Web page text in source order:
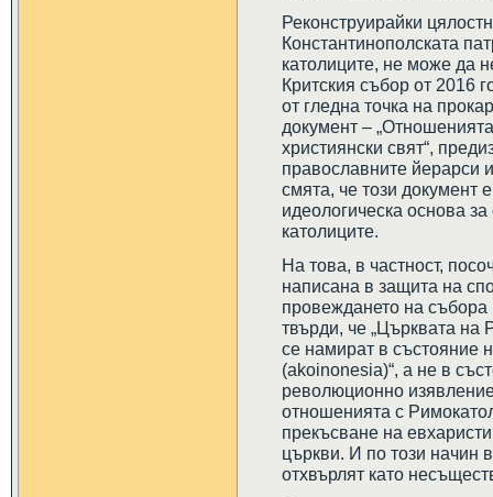
Реконструирайки
Константинополската
католиците, не може да
Критския събор от 2016
от гледна точка на
документ –
християнски свят“,
православните йерарси
смята, че този документ
идеологическа основа
католиците.
На това, в частност,
написана в защита на
провеждането на събора
твърди, че „Църквата на
се намират в състояние
(akoinonesia)“, а не в
революционно
отношенията с
прекъсване на
църкви. И по този начин
отхвърлят като